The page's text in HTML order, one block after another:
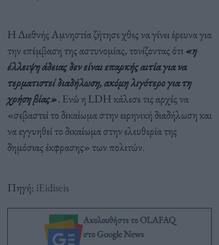
Η Διεθνής Αμνηστία ζήτησε χθες να γίνει έρευνα για
την επέμβαση της αστυνομίας, τονίζοντας ότι«η
έλλειψη άδειας δεν είναι επαρκής αιτία για να
τερματιστεί διαδήλωση, ακόμη λιγότερο για τη
χρήση βίας». Ενώ η LDH κάλεσε τις αρχές να
«σεβαστεί το δικαίωμα στην ειρηνική διαδήλωση και
να εγγυηθεί το δικαίωμα στην ελευθερία της
δημόσιας έκφρασης» των πολιτών.
Πηγή: iEidiseis
Ακολουθήστε το OLAFAQ
στο Google News